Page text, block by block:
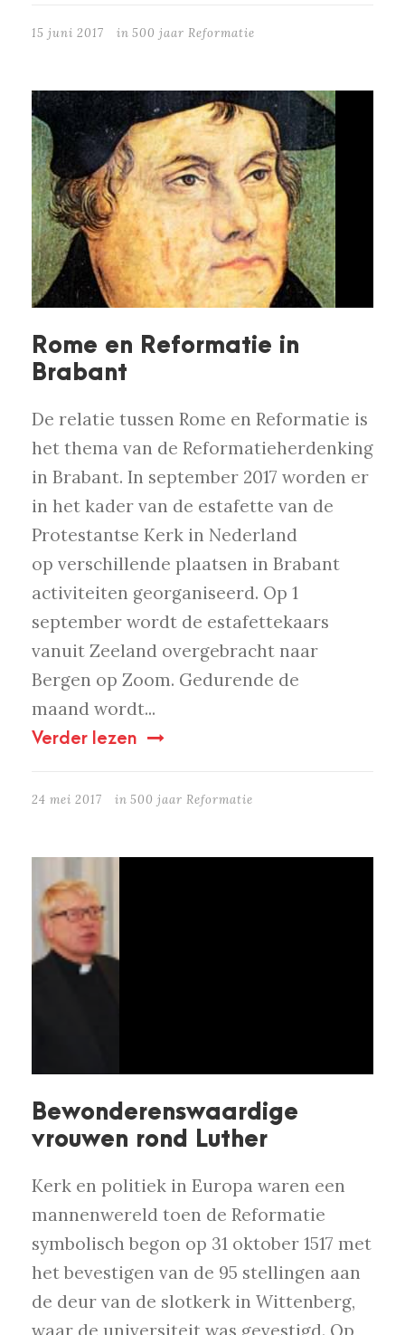
15 juni 2017 in 500 jaar Reformatie
Rome en Reformatie in
Brabant
De relatie tussen Rome en Reformatie is
het thema van de Reformatieherdenking
in Brabant. In september 2017 worden er
in het kader van de estafette van de
Protestantse Kerk in Nederland
op verschillende plaatsen in Brabant
activiteiten georganiseerd. Op 1
september wordt de estafettekaars
vanuit Zeeland overgebracht naar
Bergen op Zoom. Gedurende de
maand wordt...
Verder lezen
24 mei 2017 in 500 jaar Reformatie
Bewonderenswaardige
vrouwen rond Luther
Kerk en politiek in Europa waren een
mannenwereld toen de Reformatie
symbolisch begon op 31 oktober 1517 met
het bevestigen van de 95 stellingen aan
de deur van de slotkerk in Wittenberg,